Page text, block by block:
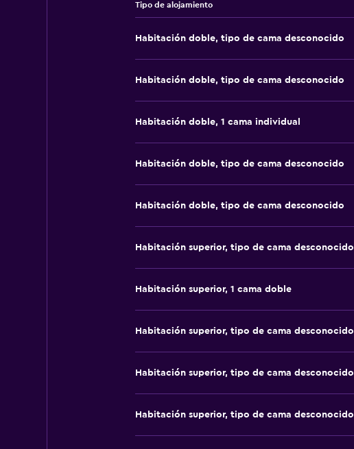
Tipo de alojamiento
Habitación doble, tipo de cama desconocido
Habitación doble, tipo de cama desconocido
Habitación doble, 1 cama individual
Habitación doble, tipo de cama desconocido
Habitación doble, tipo de cama desconocido
Habitación superior, tipo de cama desconocido
Habitación superior, 1 cama doble
Habitación superior, tipo de cama desconocido
Habitación superior, tipo de cama desconocido
Habitación superior, tipo de cama desconocido